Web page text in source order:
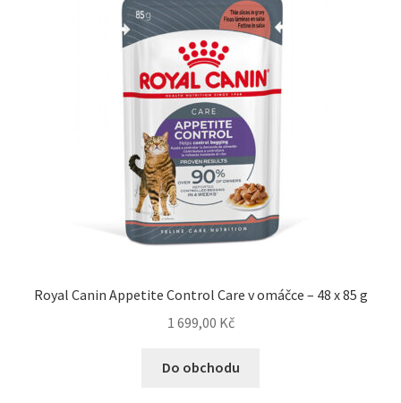
Royal Canin Appetite Control Care v omáčce – 48 x 85 g
1 699,00 Kč
Do obchodu